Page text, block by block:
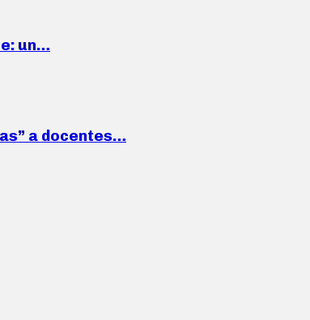
un…
a docentes…